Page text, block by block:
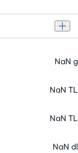
NaN g
NaN TL
NaN TL
NaN dl